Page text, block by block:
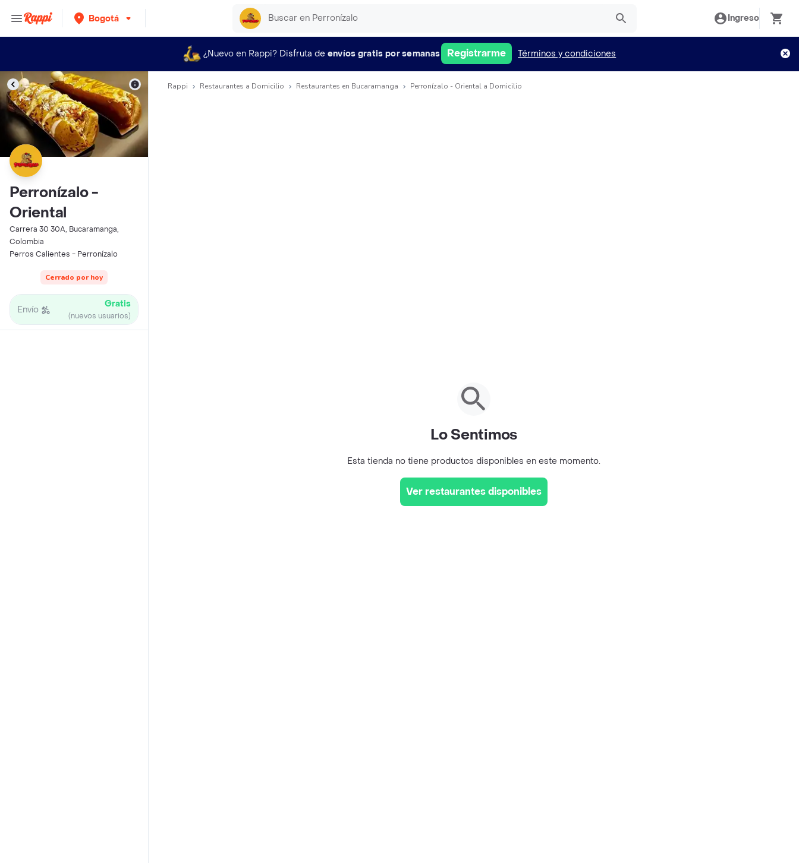
Bogotá Ingreso
¿Nuevo en Rappi? Disfruta de envíos gratis por semanas Registrarme Términos y condiciones
Perronízalo -
Oriental
Carrera 30 30A, Bucaramanga,
Colombia
Perros Calientes - Perronízalo
Cerrado por hoy
Envío Gratis
(nuevos usuarios)
Rappi Restaurantes a Domicilio Restaurantes en Bucaramanga Perronízalo - Oriental a Domicilio
Lo Sentimos
Esta tienda no tiene productos disponibles en este momento.
Ver restaurantes disponibles